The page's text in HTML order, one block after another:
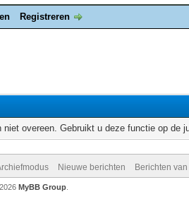
Registreren
niet overeen. Gebruikt u deze functie op de
Nieuwe berichten Berichten
MyBB Group